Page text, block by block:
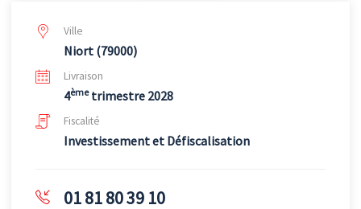
Ville
Niort (79000)
Livraison
4èmetrimestre 2028
Fiscalité
Investissement et Défiscalisation
01 81 80 39 10